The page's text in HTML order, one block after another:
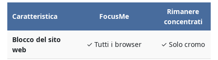
Caratteristica FocusMe
Rimanere
concentrati
Blocco del sito
web
✓ Tutti i browser ✓ Solo cromo